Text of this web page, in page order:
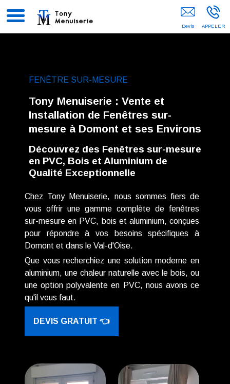
FENÊTRE SUR-MESURE
Tony Menuiserie : Vente et
Installation de Fenêtres sur-
mesure à Domont et ses Environs
Découvrez des Fenêtres sur-mesure
en PVC, Bois et Aluminium de
Qualité Exceptionnelle
Chez Tony Menuiserie, nous sommes fiers de
vous offrir une gamme complète de fenêtres
sur-mesure en PVC, bois et aluminium, conçues
pour répondre à vos besoins spécifiques à
Domont et dans le Val-d'Oise.
Que vous recherchiez une solution moderne en
aluminium, une chaleur naturelle avec le bois, ou
une option polyvalente en PVC, nous avons ce
qu'il vous faut.
DEVIS GRATUIT 👈